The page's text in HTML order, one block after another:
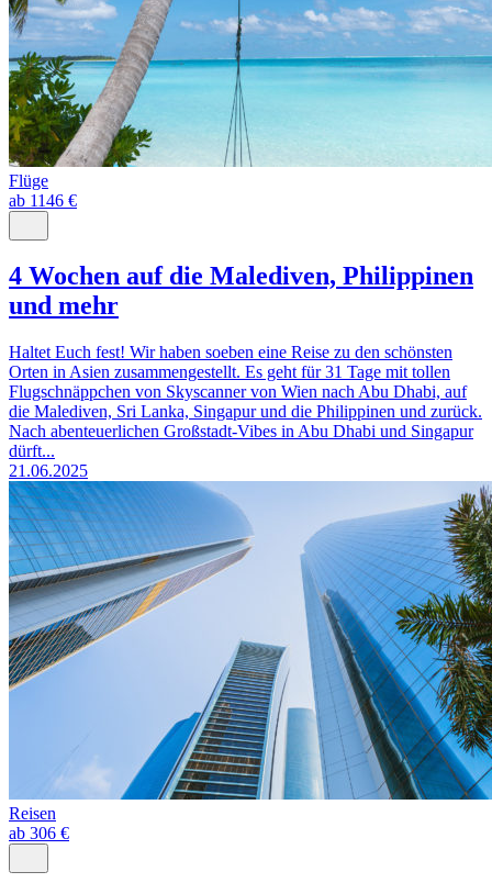
Flüge
ab 1146 €
4 Wochen auf die Malediven, Philippinen
und mehr
Haltet Euch fest! Wir haben soeben eine Reise zu den schönsten
Orten in Asien zusammengestellt. Es geht für 31 Tage mit tollen
Flugschnäppchen von Skyscanner von Wien nach Abu Dhabi, auf
die Malediven, Sri Lanka, Singapur und die Philippinen und zurück.
Nach abenteuerlichen Großstadt-Vibes in Abu Dhabi und Singapur
dürft...
21.06.2025
Reisen
ab 306 €